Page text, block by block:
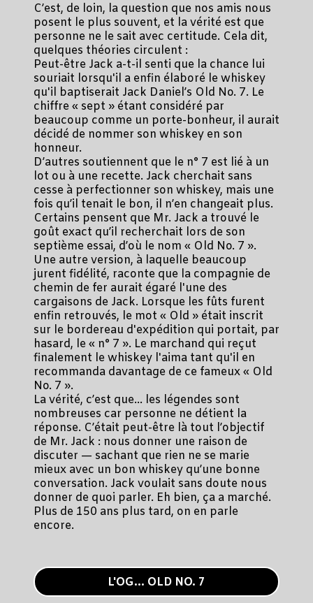
C’est, de loin, la question que nos amis nous
posent le plus souvent, et la vérité est que
personne ne le sait avec certitude. Cela dit,
quelques théories circulent :
Peut-être Jack a-t-il senti que la chance lui
souriait lorsqu'il a enfin élaboré le whiskey
qu'il baptiserait Jack Daniel’s Old No. 7. Le
chiffre « sept » étant considéré par
beaucoup comme un porte-bonheur, il aurait
décidé de nommer son whiskey en son
honneur.
D’autres soutiennent que le n° 7 est lié à un
lot ou à une recette. Jack cherchait sans
cesse à perfectionner son whiskey, mais une
fois qu’il tenait le bon, il n’en changeait plus.
Certains pensent que Mr. Jack a trouvé le
goût exact qu’il recherchait lors de son
septième essai, d’où le nom « Old No. 7 ».
Une autre version, à laquelle beaucoup
jurent fidélité, raconte que la compagnie de
chemin de fer aurait égaré l'une des
cargaisons de Jack. Lorsque les fûts furent
enfin retrouvés, le mot « Old » était inscrit
sur le bordereau d'expédition qui portait, par
hasard, le « n° 7 ». Le marchand qui reçut
finalement le whiskey l'aima tant qu'il en
recommanda davantage de ce fameux « Old
No. 7 ».
La vérité, c’est que… les légendes sont
nombreuses car personne ne détient la
réponse. C’était peut-être là tout l’objectif
de Mr. Jack : nous donner une raison de
discuter — sachant que rien ne se marie
mieux avec un bon whiskey qu’une bonne
conversation. Jack voulait sans doute nous
donner de quoi parler. Eh bien, ça a marché.
Plus de 150 ans plus tard, on en parle
encore.
L'OG... OLD NO. 7